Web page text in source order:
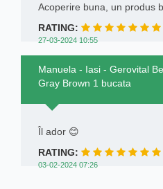
Acoperire buna, un produs
RATING:
27-03-2024 10:55
Manuela - Iasi - Gerovital
Gray Brown 1 bucata
Îl ador 😊
RATING:
03-02-2024 07:26